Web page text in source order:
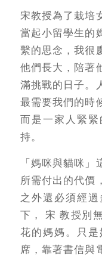
宋教授為了栽培
當起小留學生的
繫的思念，我很
他們長大，陪著
滿挑戰的日子。
最需要我們的時
而是一家人緊
持。
「媽咪與貓咪
所需付出的代價
之外還必須經
下， 宋 教授別
花的媽媽。只
席，靠著書信與